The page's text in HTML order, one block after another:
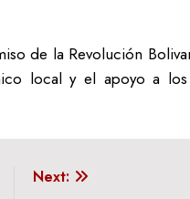
de la Revolución
local y el apoyo a
Next: